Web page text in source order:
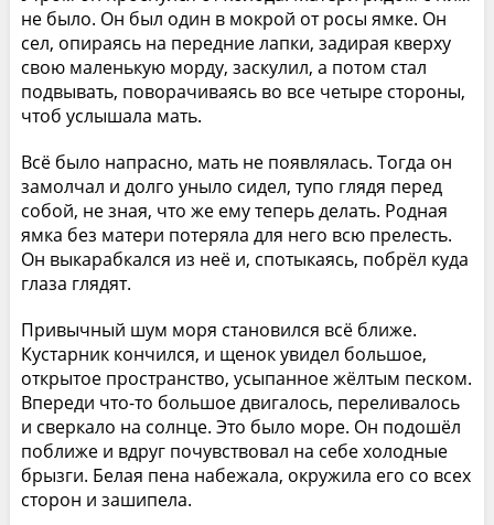
не было. Он был один в мокрой от росы ямке. Он
сел, опираясь на передние лапки, задирая кверху
свою маленькую морду, заскулил, а потом стал
подвывать, поворачиваясь во все четыре стороны,
чтоб услышала мать.
Всё было напрасно, мать не появлялась. Тогда он
замолчал и долго уныло сидел, тупо глядя перед
собой, не зная, что же ему теперь делать. Родная
ямка без матери потеряла для него всю прелесть.
Он выкарабкался из неё и, спотыкаясь, побрёл куда
глаза глядят.
Привычный шум моря становился всё ближе.
Кустарник кончился, и щенок увидел большое,
открытое пространство, усыпанное жёлтым песком.
Впереди что-то большое двигалось, переливалось
и сверкало на солнце. Это было море. Он подошёл
поближе и вдруг почувствовал на себе холодные
брызги. Белая пена набежала, окружила его со всех
сторон и зашипела.